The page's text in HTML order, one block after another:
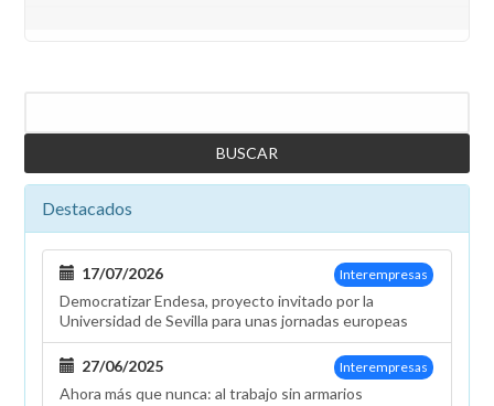
Destacados
Interempresas
17/07/2026
Democratizar Endesa, proyecto invitado por la
Universidad de Sevilla para unas jornadas europeas
Interempresas
27/06/2025
Ahora más que nunca: al trabajo sin armarios